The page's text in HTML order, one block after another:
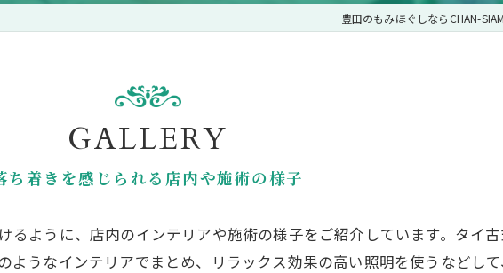
豊田のもみほぐしならCHAN-
GALLERY
ち着きを感じられる店内や施術の様子
るように、店内のインテリアや施術の様子をご紹介しています。タイ
ようなインテリアでまとめ、リラックス効果の高い照明を使うなどし